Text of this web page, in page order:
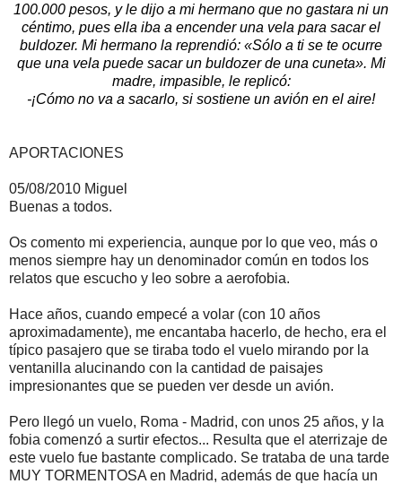
100.000 pesos, y le dijo a mi hermano que no gastara ni un
céntimo, pues ella iba a encender una vela para sacar el
buldozer. Mi hermano la reprendió: «Sólo a ti se te ocurre
que una vela puede sacar un buldozer de una cuneta». Mi
madre, impasible, le replicó:
-¡Cómo no va a sacarlo, si sostiene un avión en el aire!
APORTACIONES
05/08/2010 Miguel
Buenas a todos.
Os comento mi experiencia, aunque por lo que veo, más o
menos siempre hay un denominador común en todos los
relatos que escucho y leo sobre a aerofobia.
Hace años, cuando empecé a volar (con 10 años
aproximadamente), me encantaba hacerlo, de hecho, era el
típico pasajero que se tiraba todo el vuelo mirando por la
ventanilla alucinando con la cantidad de paisajes
impresionantes que se pueden ver desde un avión.
Pero llegó un vuelo, Roma - Madrid, con unos 25 años, y la
fobia comenzó a surtir efectos... Resulta que el aterrizaje de
este vuelo fue bastante complicado. Se trataba de una tarde
MUY TORMENTOSA en Madrid, además de que hacía un